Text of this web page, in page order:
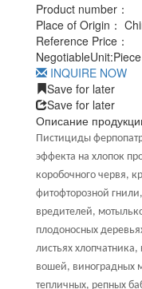
Product number：
Place of Origin：
Reference Price：
NegotiableUnit:Piece
INQUIRE NOW
Save for later
Save for later
Описание
Пистициды
эффекта на хлопок
коробочного червя,
фитофторозной
вредителей,
плодоносных
листьях
вошей, виноградных
тепличных, репных